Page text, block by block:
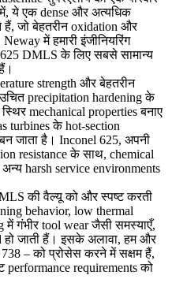
ये एक dense और अत्यधिक
हैं, जो बेहतरीन oxidation और
में हमारी इंजीनियरिंग
DMLS के लिए सबसे सामान्य
strength और बेहतरीन
precipitation hardening के
mechanical properties बनाए
turbines के hot-section
जाता है। Inconel 625, अपनी
resistance के साथ, chemical
harsh service environments
की वैल्यू को और स्पष्ट करती
behavior, low thermal
गंभीर tool wear जैसी समस्याएँ,
जाती हैं। इसके अलावा, हम और
– को प्रोसेस करने में सक्षम हैं,
performance requirements को